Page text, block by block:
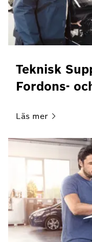
Teknisk
Fordons-
Läs mer